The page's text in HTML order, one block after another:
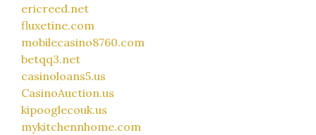
ericreed.net
fluxetine.com
mobilecasino8760.com
betqq3.net
casinoloans5.us
CasinoAuction.us
kipooglecouk.us
mykitchennhome.com